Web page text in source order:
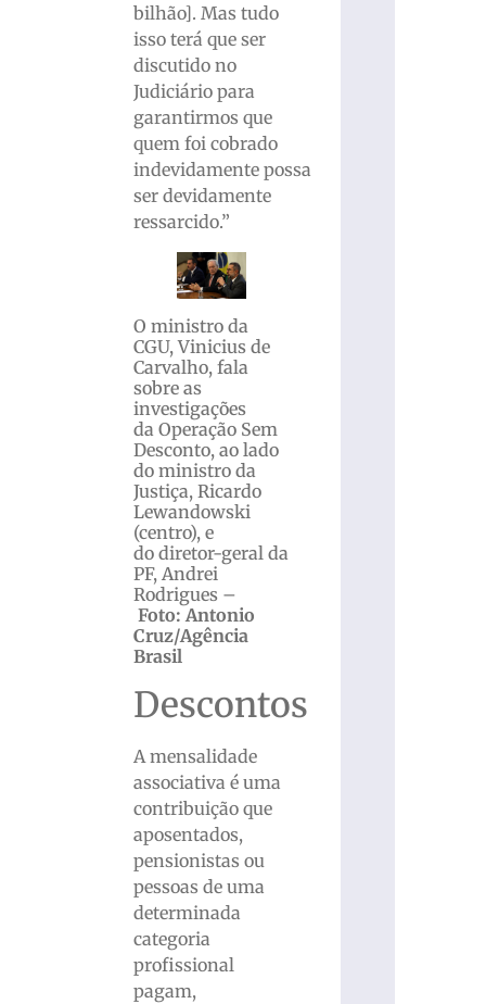
bilhão]. Mas tudo
isso terá que ser
discutido no
Judiciário para
garantirmos que
quem foi cobrado
indevidamente possa
ser devidamente
ressarcido.”
O ministro da
CGU, Vinicius de
Carvalho, fala
sobre as
investigações
da Operação Sem
Desconto, ao lado
do ministro da
Justiça, Ricardo
Lewandowski
(centro), e
do diretor-geral da
PF, Andrei
Rodrigues –
Foto: Antonio
Cruz/Agência
Brasil
Descontos
A mensalidade
associativa é uma
contribuição que
aposentados,
pensionistas ou
pessoas de uma
determinada
categoria
profissional
pagam,